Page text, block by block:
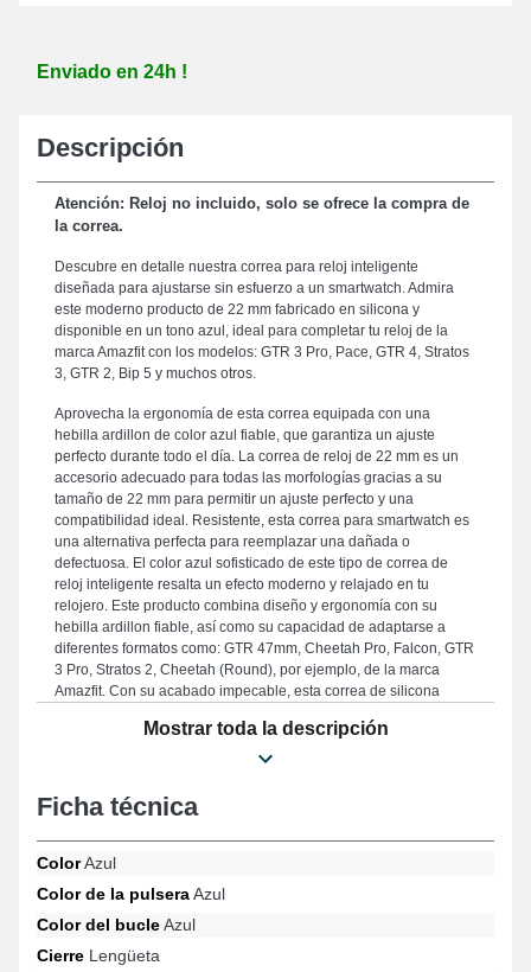
Enviado en 24h !
Descripción
Atención: Reloj no incluido, solo se ofrece la compra de
la correa.
Descubre en detalle nuestra correa para reloj inteligente
diseñada para ajustarse sin esfuerzo a un smartwatch. Admira
este moderno producto de 22 mm fabricado en silicona y
disponible en un tono azul, ideal para completar tu reloj de la
marca Amazfit con los modelos: GTR 3 Pro, Pace, GTR 4, Stratos
3, GTR 2, Bip 5 y muchos otros.
Aprovecha la ergonomía de esta correa equipada con una
hebilla ardillon de color azul fiable, que garantiza un ajuste
perfecto durante todo el día. La correa de reloj de 22 mm es un
accesorio adecuado para todas las morfologías gracias a su
tamaño de 22 mm para permitir un ajuste perfecto y una
compatibilidad ideal. Resistente, esta correa para smartwatch es
una alternativa perfecta para reemplazar una dañada o
defectuosa. El color azul sofisticado de este tipo de correa de
reloj inteligente resalta un efecto moderno y relajado en tu
relojero. Este producto combina diseño y ergonomía con su
hebilla ardillon fiable, así como su capacidad de adaptarse a
diferentes formatos como: GTR 47mm, Cheetah Pro, Falcon, GTR
3 Pro, Stratos 2, Cheetah (Round), por ejemplo, de la marca
Amazfit. Con su acabado impecable, esta correa de silicona
modelos populares, ofreciendo un confort perfecto.
Mostrar toda la descripción
Ficha técnica
ColorAzul
Color de la pulseraAzul
Color del bucleAzul
Cierre Lengüeta